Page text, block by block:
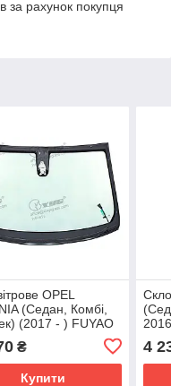
за рахунок покупця
OPEL
(Седан, Комбі,
(2017 - ) FUYAO
₴
Купити
4